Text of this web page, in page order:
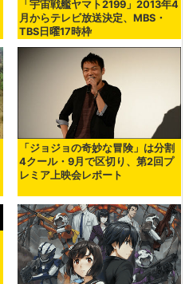
「宇宙戦艦ヤマト2199」2013年4
月からテレビ放送決定、MBS・
TBS日曜17時枠
「ジョジョの奇妙な冒険」は分割
4クール・9月で区切り、第2回プ
レミア上映会レポート